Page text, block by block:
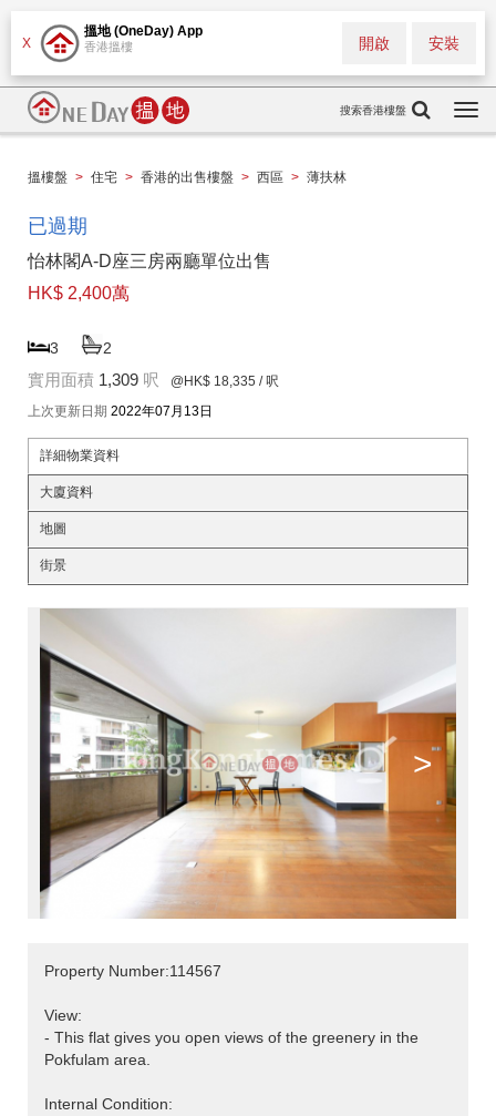
X
搵地 (OneDay) App
香港搵樓 安裝
開啟
搜索香港樓盤
搵樓盤 > 住宅 > 香港的出售樓盤 > 西區 > 薄扶林
已過期
怡林閣A-D座三房兩廳單位出售
HK$ 2,400萬
3 2
實用面積 1,309 呎 @HK$ 18,335 / 呎
上次更新日期 2022年07月13日
詳細物業資料
大廈資料
地圖
街景
< >
Property Number:114567
View:
- This flat gives you open views of the greenery in the
Pokfulam area.
Internal Condition: